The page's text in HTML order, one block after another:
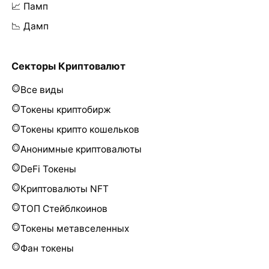
📈 Памп
📉 Дамп
Секторы Криптовалют
Все виды
Токены криптобирж
Токены крипто кошельков
Анонимные криптовалюты
DeFi Токены
Криптовалюты NFT
ТОП Стейблкоинов
Токены метавселенных
Фан токены